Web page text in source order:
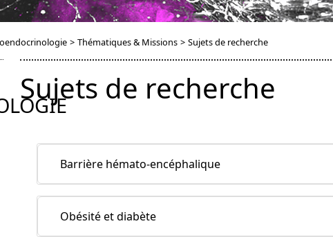
> Thématiques & Missions > Sujets de recherche
Sujets de recherche
Barrière hémato-encéphalique
Obésité et diabète